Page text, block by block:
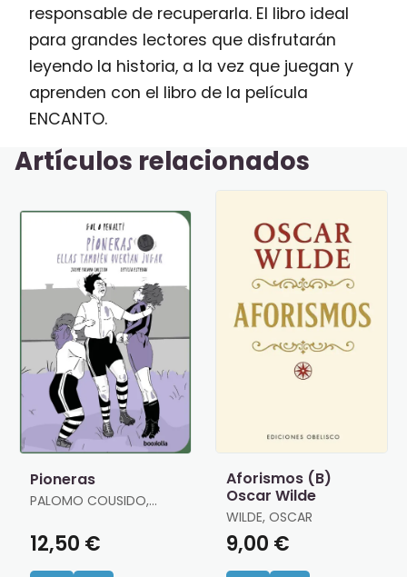
responsable de recuperarla. El libro ideal
para grandes lectores que disfrutarán
leyendo la historia, a la vez que juegan y
aprenden con el libro de la película
ENCANTO.
Artículos relacionados
Pioneras
PALOMO COUSIDO,
12,50 €
Aforismos (B)
Oscar Wilde
WILDE, OSCAR
9,00 €